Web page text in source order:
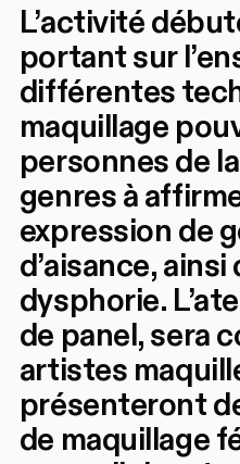
L’activité
portant sur
différentes
maquillage
personnes de
genres à
expression de
d’aisance,
dysphorie.
de panel, sera
artistes
présenteront
de maquillage